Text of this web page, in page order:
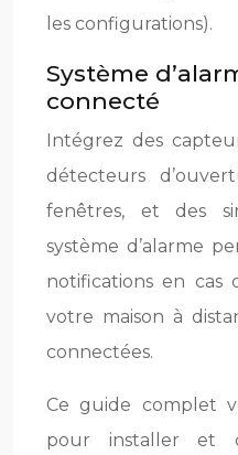
les configurations).
Système
connecté
Intégrez des
détecteurs
fenêtres, et des
système d’alarme
notifications en cas
votre maison à
connectées.
Ce guide complet
pour installer et